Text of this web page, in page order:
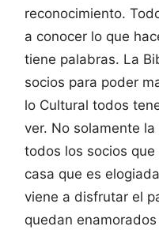
reconocimiento.
a conocer lo que
tiene palabras. La
socios para poder
lo Cultural todos
ver. No solamente
todos los socios
casa que es
viene a disfrutar el
quedan